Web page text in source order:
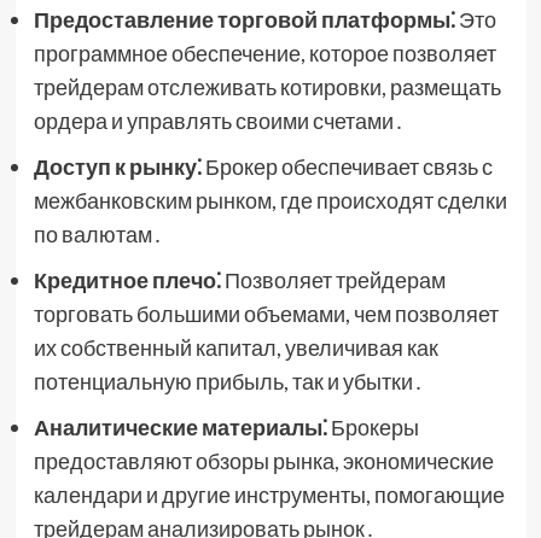
Предоставление торговой платформы⁚Это
программное обеспечение, которое позволяет
трейдерам отслеживать котировки, размещать
ордера и управлять своими счетами․
Доступ к рынку⁚Брокер обеспечивает связь с
межбанковским рынком, где происходят сделки
по валютам․
Кредитное плечо⁚Позволяет трейдерам
торговать большими объемами, чем позволяет
их собственный капитал, увеличивая как
потенциальную прибыль, так и убытки․
Аналитические материалы⁚Брокеры
предоставляют обзоры рынка, экономические
календари и другие инструменты, помогающие
трейдерам анализировать рынок․